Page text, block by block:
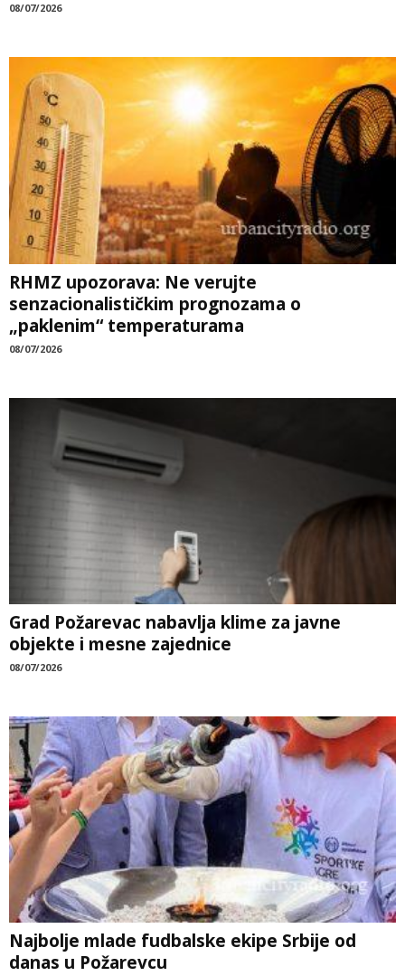
08/07/2026
RHMZ upozorava: Ne verujte
senzacionalističkim prognozama o
„paklenim“ temperaturama
08/07/2026
Grad Požarevac nabavlja klime za javne
objekte i mesne zajednice
08/07/2026
Najbolje mlade fudbalske ekipe Srbije od
danas u Požarevcu